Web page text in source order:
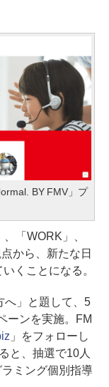
BY FMV」プ
「WORK」、
から、新たな日
くことになる。
」と題して、5
ーンを実施。FM
」をフォローし
と、抽選で10人
ミング個別指導